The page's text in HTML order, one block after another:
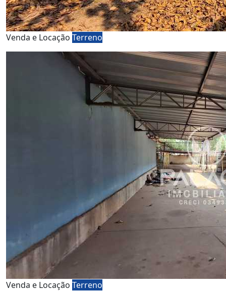
Venda e Locação Terreno
Venda e Locação Terreno